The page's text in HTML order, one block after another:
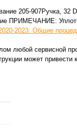
205-907Ручка, 32
ПРИМЕЧАНИЕ:
2023: Общие
сервисной
может